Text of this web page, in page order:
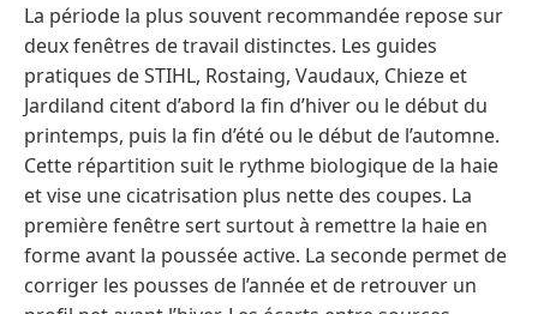
La période la plus souvent recommandée repose sur
deux fenêtres de travail distinctes. Les guides
pratiques de STIHL, Rostaing, Vaudaux, Chieze et
Jardiland citent d’abord la fin d’hiver ou le début du
printemps, puis la fin d’été ou le début de l’automne.
Cette répartition suit le rythme biologique de la haie
et vise une cicatrisation plus nette des coupes. La
première fenêtre sert surtout à remettre la haie en
forme avant la poussée active. La seconde permet de
corriger les pousses de l’année et de retrouver un